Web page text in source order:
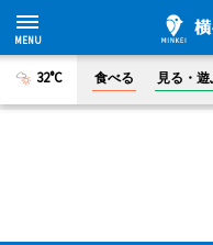
32°C 食べる 見る・遊